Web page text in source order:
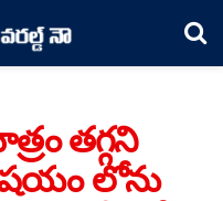
తగ్గని
లోను